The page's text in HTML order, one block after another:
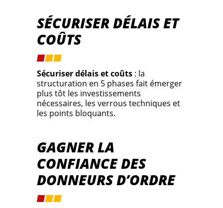
SÉCURISER DÉLAIS ET
COÛTS
Sécuriser délais et coûts : la
structuration en 5 phases fait émerger
plus tôt les investissements
nécessaires, les verrous techniques et
les points bloquants.
GAGNER LA
CONFIANCE DES
DONNEURS D’ORDRE